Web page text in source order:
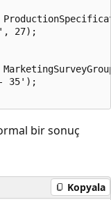
27);
- 35');
bir sonuç
Kopyala